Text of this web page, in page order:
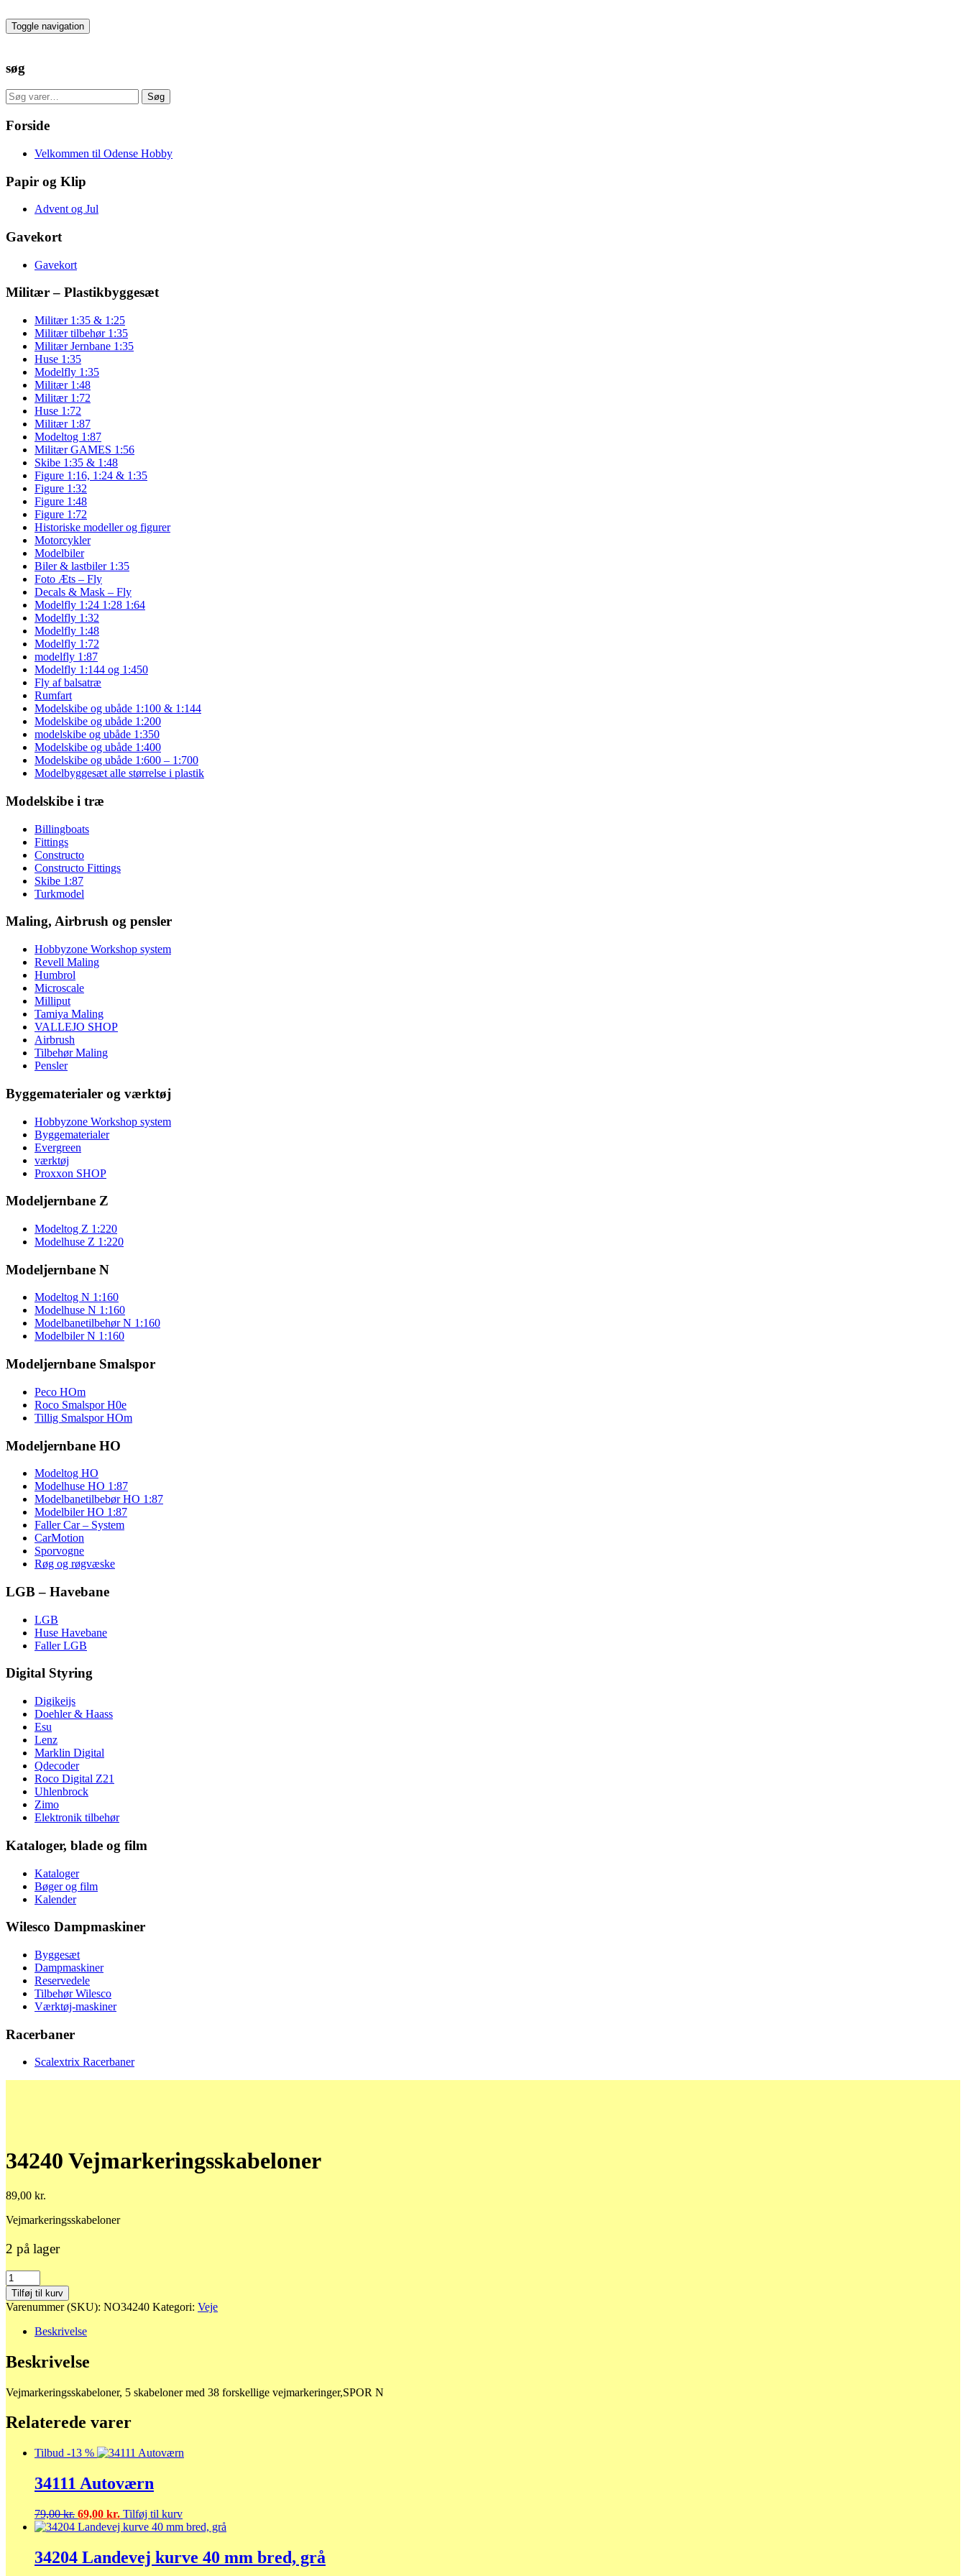
to
the
Toggle navigation
søg
Søg
efter:
Søg
Forside
Velkommen til Odense Hobby
Papir og Klip
Advent og Jul
Gavekort
Gavekort
Militær – Plastikbyggesæt
Militær 1:35 & 1:25
Militær tilbehør 1:35
Militær Jernbane 1:35
Huse 1:35
Modelfly 1:35
Militær 1:48
Militær 1:72
Huse 1:72
Militær 1:87
Modeltog 1:87
Militær GAMES 1:56
Skibe 1:35 & 1:48
Figure 1:16, 1:24 & 1:35
Figure 1:32
Figure 1:48
Figure 1:72
Historiske modeller og figurer
Motorcykler
Modelbiler
Biler & lastbiler 1:35
Foto Æts – Fly
Decals & Mask – Fly
Modelfly 1:24 1:28 1:64
Modelfly 1:32
Modelfly 1:48
Modelfly 1:72
modelfly 1:87
Modelfly 1:144 og 1:450
Fly af balsatræ
Rumfart
Modelskibe og ubåde 1:100 & 1:144
Modelskibe og ubåde 1:200
modelskibe og ubåde 1:350
Modelskibe og ubåde 1:400
Modelskibe og ubåde 1:600 – 1:700
Modelbyggesæt alle størrelse i plastik
Modelskibe i træ
Billingboats
Fittings
Constructo
Constructo Fittings
Skibe 1:87
Turkmodel
Maling, Airbrush og pensler
Hobbyzone Workshop system
Revell Maling
Humbrol
Microscale
Milliput
Tamiya Maling
VALLEJO SHOP
Airbrush
Tilbehør Maling
Pensler
Byggematerialer og værktøj
Hobbyzone Workshop system
Byggematerialer
Evergreen
værktøj
Proxxon SHOP
Modeljernbane Z
Modeltog Z 1:220
Modelhuse Z 1:220
Modeljernbane N
Modeltog N 1:160
Modelhuse N 1:160
Modelbanetilbehør N 1:160
Modelbiler N 1:160
Modeljernbane Smalspor
Peco HOm
Roco Smalspor H0e
Tillig Smalspor HOm
Modeljernbane HO
Modeltog HO
Modelhuse HO 1:87
Modelbanetilbebør HO 1:87
Modelbiler HO 1:87
Faller Car – System
CarMotion
Sporvogne
Røg og røgvæske
LGB – Havebane
LGB
Huse Havebane
Faller LGB
Digital Styring
Digikeijs
Doehler & Haass
Esu
Lenz
Marklin Digital
Qdecoder
Roco Digital Z21
Uhlenbrock
Zimo
Elektronik tilbehør
Kataloger, blade og film
Kataloger
Bøger og film
Kalender
Wilesco Dampmaskiner
Byggesæt
Dampmaskiner
Reservedele
Tilbehør Wilesco
Værktøj-maskiner
Racerbaner
Scalextrix Racerbaner
34240 Vejmarkeringsskabeloner
89,00 kr.
Vejmarkeringsskabeloner
2 på lager
34240
Vejmarkeringsskabeloner
antal
Tilføj til kurv
Varenummer (SKU): NO34240 Kategori: Veje
Beskrivelse
Beskrivelse
Vejmarkeringsskabeloner, 5 skabeloner med 38 forskellige vejmarkeringer,SPOR N
Relaterede varer
Tilbud -13 %
34111 Autoværn
79,00kr. Den
oprindelige
var:
79,00 kr..
69,00 kr. Den
aktuelle
er:
69,00 kr..
Tilføj til kurv
34204 Landevej kurve 40 mm bred, grå